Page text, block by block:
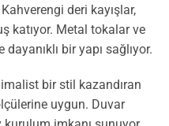
deri kayışlar,
katıyor. Metal tokalar ve
bir yapı sağlıyor.
bir stil kazandıran
uygun. Duvar